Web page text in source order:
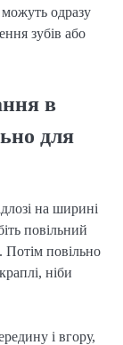
одразу
зубів або
в
для
на ширині
повільний
повільно
ніби
і вгору,